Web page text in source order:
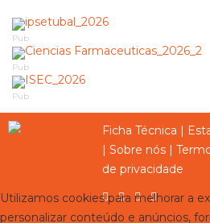
Pub
Pub
Pub
Ficha Técnica |
| Sobre nós |
de privacidade
Utilizamos cookies para melhorar a
personalizar conteúdo e anúncios,